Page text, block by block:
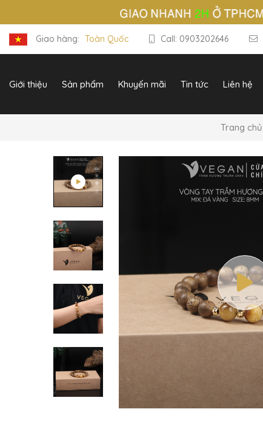
Giao hàng: Toàn Quốc Call: 0903202646
Giới thiệu Sản phẩm Khuyến mãi Tin tức Liên hệ
Trang chủ